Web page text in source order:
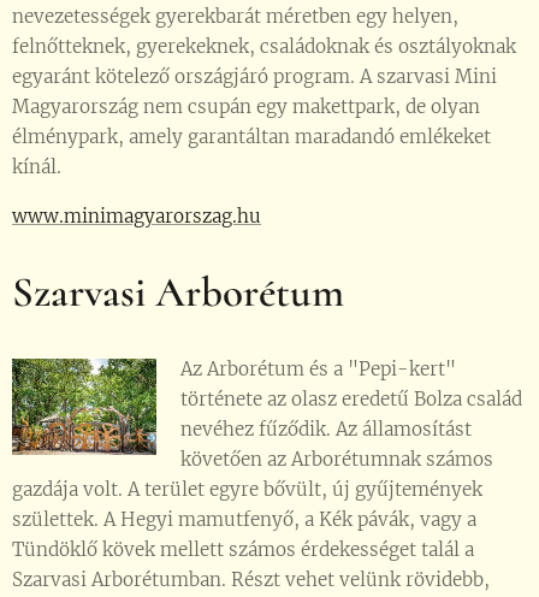
nevezetességek gyerekbarát méretben egy helyen,
felnőtteknek, gyerekeknek, családoknak és osztályoknak
egyaránt kötelező országjáró program. A szarvasi Mini
Magyarország nem csupán egy makettpark, de olyan
élménypark, amely garantáltan maradandó emlékeket
kínál.
www.minimagyarorszag.hu
Szarvasi Arborétum
Az Arborétum és a "Pepi-kert"
története az olasz eredetű Bolza család
nevéhez fűződik. Az államosítást
követően az Arborétumnak számos
gazdája volt. A terület egyre bővült, új gyűjtemények
születtek. A Hegyi mamutfenyő, a Kék pávák, vagy a
Tündöklő kövek mellett számos érdekességet talál a
Szarvasi Arborétumban. Részt vehet velünk rövidebb,